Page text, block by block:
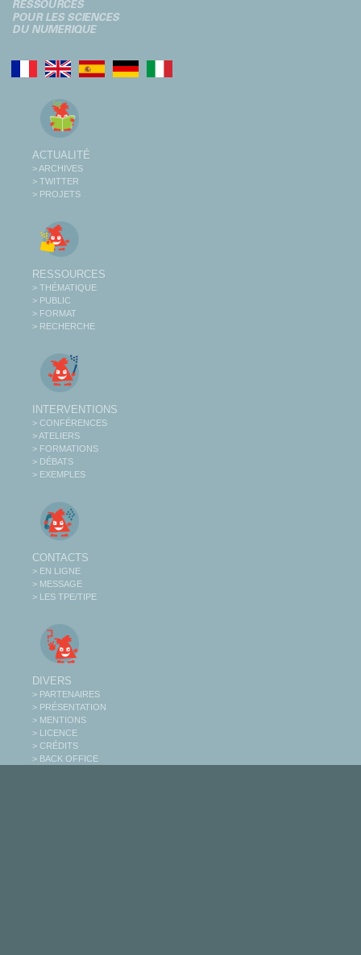
ACTUALITÉ
> ARCHIVES
> TWITTER
> PROJETS
RESSOURCES
> THÉMATIQUE
> PUBLIC
> FORMAT
> RECHERCHE
INTERVENTIONS
> CONFÉRENCES
> ATELIERS
> FORMATIONS
> DÉBATS
> EXEMPLES
CONTACTS
> EN LIGNE
> MESSAGE
> LES TPE/TIPE
DIVERS
> PARTENAIRES
> PRÉSENTATION
> MENTIONS
> LICENCE
> CRÉDITS
> BACK OFFICE